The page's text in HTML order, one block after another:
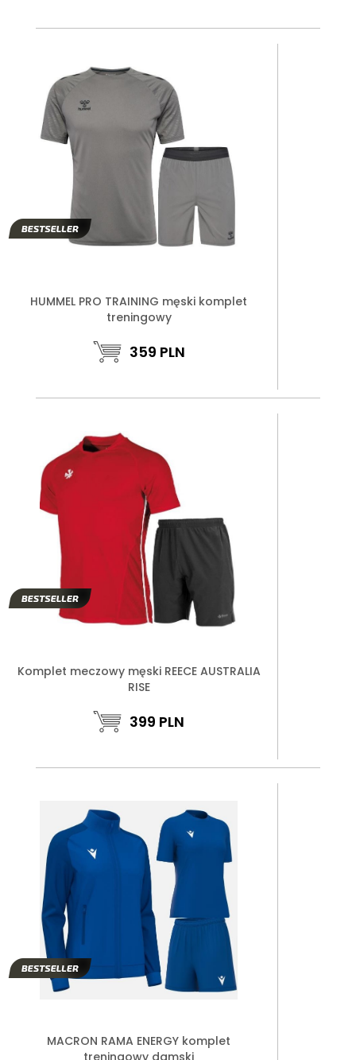
HUMMEL PRO TRAINING męski komplet
treningowy
359 PLN
Komplet meczowy męski REECE AUSTRALIA
RISE
399 PLN
MACRON RAMA ENERGY komplet
treningowy damski